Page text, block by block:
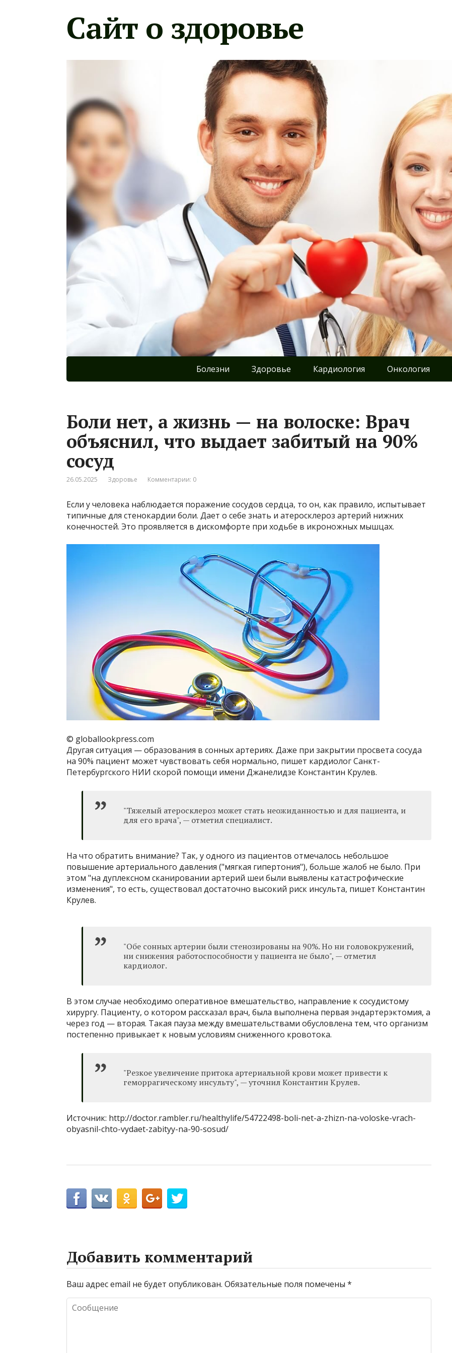
Сайт о здоровье
Болезни Здоровье Кардиология Онкология
Боли нет, а жизнь — на волоске: Врач
объяснил, что выдает забитый на 90%
сосуд
26.05.2025 Здоровье Комментарии: 0
Если у человека наблюдается поражение сосудов сердца, то он, как правило, испытывает
типичные для стенокардии боли. Дает о себе знать и атеросклероз артерий нижних
конечностей. Это проявляется в дискомфорте при ходьбе в икроножных мышцах.
© globallookpress.com
Другая ситуация — образования в сонных артериях. Даже при закрытии просвета сосуда
на 90% пациент может чувствовать себя нормально, пишет кардиолог Санкт-
Петербургского НИИ скорой помощи имени Джанелидзе Константин Крулев.
"Тяжелый атеросклероз может стать неожиданностью и для пациента, и
для его врача", — отметил специалист.
На что обратить внимание? Так, у одного из пациентов отмечалось небольшое
повышение артериального давления ("мягкая гипертония"), больше жалоб не было. При
этом "на дуплексном сканировании артерий шеи были выявлены катастрофические
изменения", то есть, существовал достаточно высокий риск инсульта, пишет Константин
Крулев.
"Обе сонных артерии были стенозированы на 90%. Но ни головокружений,
ни снижения работоспособности у пациента не было", — отметил
кардиолог.
В этом случае необходимо оперативное вмешательство, направление к сосудистому
хирургу. Пациенту, о котором рассказал врач, была выполнена первая эндартерэктомия, а
через год — вторая. Такая пауза между вмешательствами обусловлена тем, что организм
постепенно привыкает к новым условиям сниженного кровотока.
"Резкое увеличение притока артериальной крови может привести к
геморрагическому инсульту", — уточнил Константин Крулев.
Источник: http://doctor.rambler.ru/healthylife/54722498-boli-net-a-zhizn-na-voloske-vrach-
obyasnil-chto-vydaet-zabityy-na-90-sosud/
Добавить комментарий
Ваш адрес email не будет опубликован. Обязательные поля помечены *